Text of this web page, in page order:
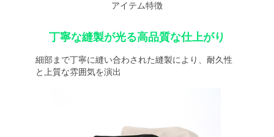
アイテム特徴
丁寧な縫製が光る高品質な仕上がり
細部まで丁寧に縫い合わされた縫製により、耐久性
と上質な雰囲気を演出